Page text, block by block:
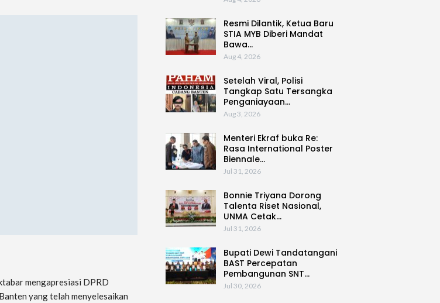
mengapresiasi DPRD
yang telah menyelesaikan
Resmi Dilantik, Ketua Baru
STIA MYB Diberi Mandat
Bawa…
Aug 4, 2026
Setelah Viral, Polisi
Tangkap Satu Tersangka
Penganiayaan…
Aug 3, 2026
Menteri Ekraf buka Re:
Rasa International Poster
Biennale…
Jul 31, 2026
Bonnie Triyana Dorong
Talenta Riset Nasional,
UNMA Cetak…
Jul 31, 2026
Bupati Dewi Tandatangani
BAST Percepatan
Pembangunan SNT…
Jul 30, 2026